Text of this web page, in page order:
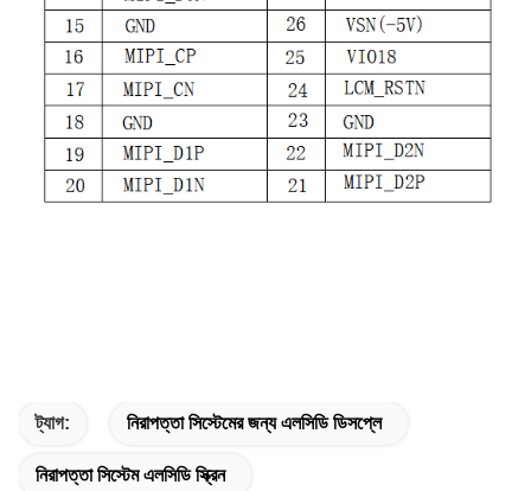
ট্যাগ: নিরাপত্তা সিস্টেমের জন্য এলসিডি ডিসপ্লে
নিরাপত্তা সিস্টেম এলসিডি স্ক্রিন